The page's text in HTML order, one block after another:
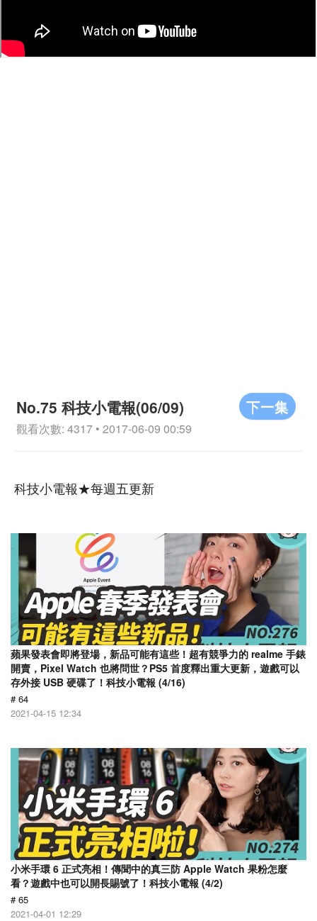
下一集
No.75 科技小電報(06/09)
觀看次數: 4317 • 2017-06-09 00:59
科技小電報★每週五更新
蘋果發表會即將登場，新品可能有這些！超有競爭力的 realme 手錶
開賣，Pixel Watch 也將問世？PS5 首度釋出重大更新，遊戲可以
存外接 USB 硬碟了！科技小電報 (4/16)
# 64
2021-04-15 12:34
小米手環 6 正式亮相！傳聞中的真三防 Apple Watch 果粉怎麼
看？遊戲中也可以開長賜號了！科技小電報 (4/2)
# 65
2021-04-01 12:29